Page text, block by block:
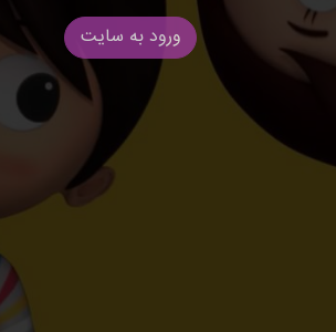
ورود به سایت